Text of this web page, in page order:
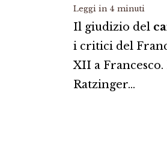
Leggi in 4 minuti
Il giudizio del
i critici del
XII a
Ratzinger…